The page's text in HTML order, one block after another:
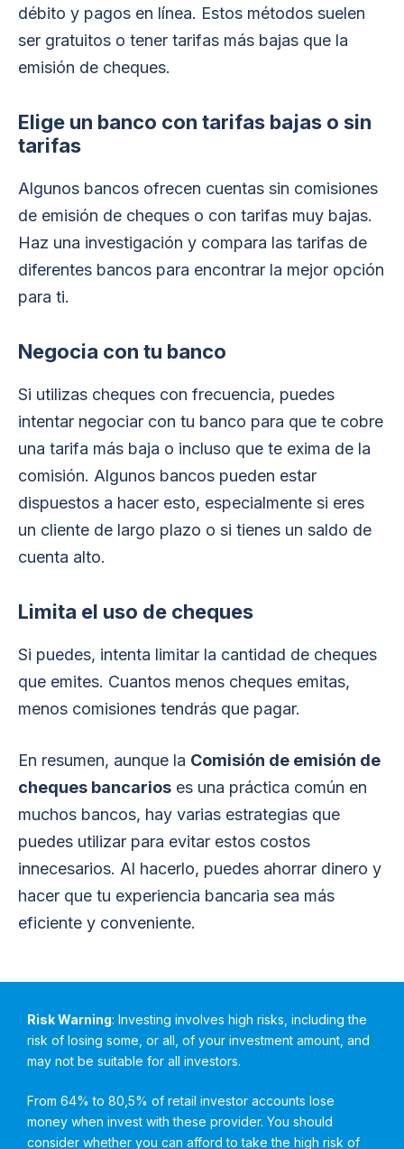
débito y pagos en línea. Estos métodos suelen
ser gratuitos o tener tarifas más bajas que la
emisión de cheques.
Elige un banco con tarifas bajas o sin
tarifas
Algunos bancos ofrecen cuentas sin comisiones
de emisión de cheques o con tarifas muy bajas.
Haz una investigación y compara las tarifas de
diferentes bancos para encontrar la mejor opción
para ti.
Negocia con tu banco
Si utilizas cheques con frecuencia, puedes
intentar negociar con tu banco para que te cobre
una tarifa más baja o incluso que te exima de la
comisión. Algunos bancos pueden estar
dispuestos a hacer esto, especialmente si eres
un cliente de largo plazo o si tienes un saldo de
cuenta alto.
Limita el uso de cheques
Si puedes, intenta limitar la cantidad de cheques
que emites. Cuantos menos cheques emitas,
menos comisiones tendrás que pagar.
En resumen, aunque la Comisión de emisión de
cheques bancarios es una práctica común en
muchos bancos, hay varias estrategias que
puedes utilizar para evitar estos costos
innecesarios. Al hacerlo, puedes ahorrar dinero y
hacer que tu experiencia bancaria sea más
eficiente y conveniente.
Risk Warning: Investing involves high risks, including the
risk of losing some, or all, of your investment amount, and
may not be suitable for all investors.
From 64% to 80,5% of retail investor accounts lose
money when invest with these provider. You should
consider whether you can afford to take the high risk of